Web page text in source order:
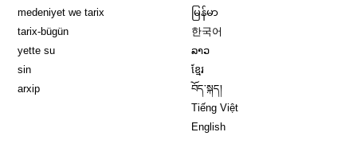
medeniyet we tarix
tarix-bügün
yette su
sin
arxip
မြန်မာ
한국어
ລາວ
ខ្មែរ
བོད་སྐད།
Tiếng Việt
English